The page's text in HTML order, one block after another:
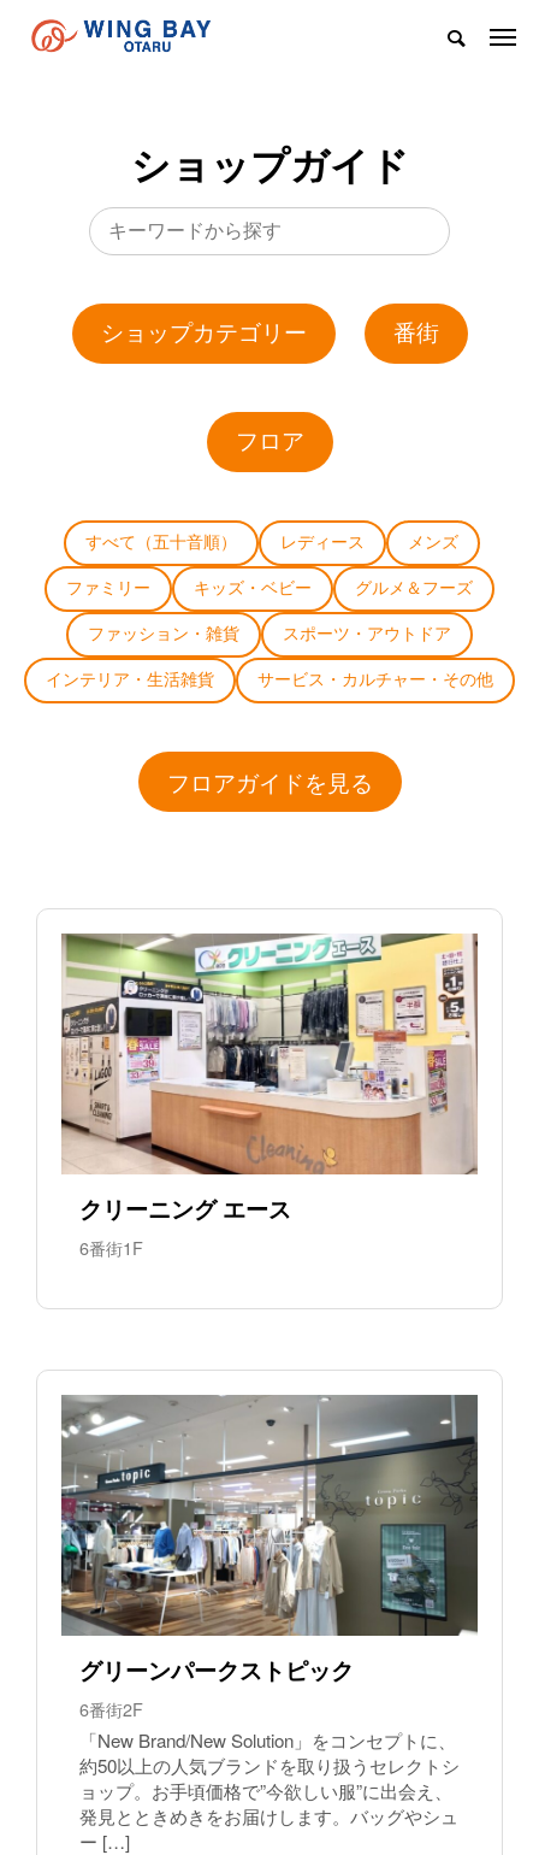
ショップガイド
ショップカテゴリー 番街
フロア
すべて（五十音順） レディース メンズ
ファミリー キッズ・ベビー グルメ＆フーズ
ファッション・雑貨 スポーツ・アウトドア
インテリア・生活雑貨 サービス・カルチャー・その他
フロアガイドを見る
クリーニング エース
6番街1F
グリーンパークストピック
6番街2F
「New Brand/New Solution」をコンセプトに、
約50以上の人気ブランドを取り扱うセレクトシ
ョップ。お手頃価格で”今欲しい服”に出会え、
発見とときめきをお届けします。バッグやシュ
ー […]